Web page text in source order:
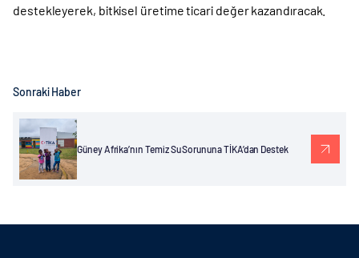
destekleyerek, bitkisel üretime ticari değer kazandıracak.
Sonraki Haber
Güney Afrika’nın Temiz Su Sorununa TİKA’dan Destek